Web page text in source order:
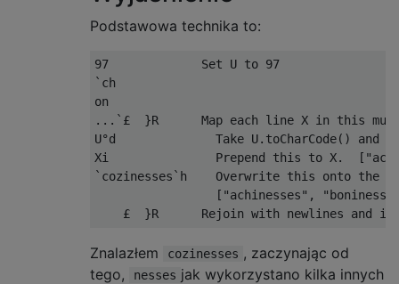
Podstawowa technika to:
97             Set U to 97
`ch
on
...`£  }R      Map each line X in this
U°d              Take U.toCharCode()
Xi               Prepend this to X.
`cozinesses`h    Overwrite this onto the
["achinesses",
Znalazłem cozinesses , zaczynając od
tego,
nesses jak wykorzystano kilka innych